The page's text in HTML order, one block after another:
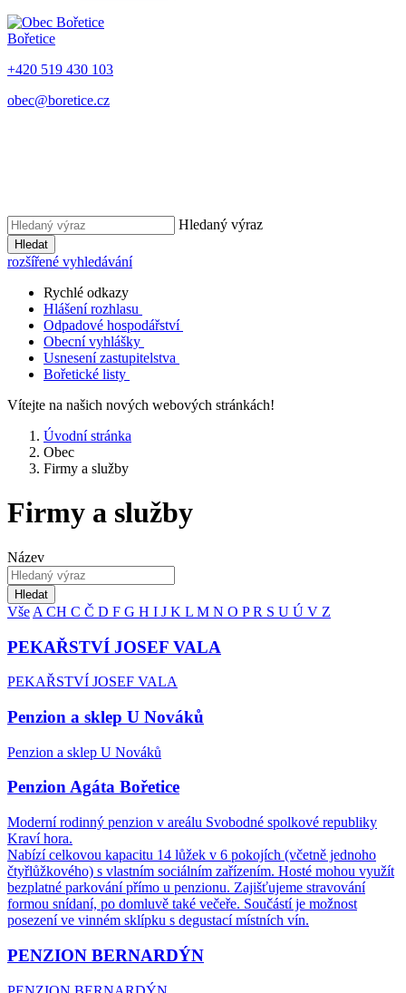
Bořetice
+420 519 430 103
obec@boretice.cz
Hledaný výraz
Hledat
rozšířené vyhledávání
Rychlé odkazy
Hlášení rozhlasu
Odpadové hospodářství
Obecní vyhlášky
Usnesení zastupitelstva
Bořetické listy
Vítejte na našich nových webových stránkách!
Úvodní stránka
Obec
Firmy a služby
Firmy a služby
Název
Hledat
Vše A CH C Č D F G H I J K L M N O PR S U Ú V Z
PEKAŘSTVÍ JOSEF VALA
PEKAŘSTVÍ JOSEF VALA
Penzion a sklep U Nováků
Penzion a sklep U Nováků
Penzion Agáta Bořetice
Moderní rodinný penzion v areálu Svobodné spolkové republiky
Kraví hora.
Nabízí celkovou kapacitu 14 lůžek v 6 pokojích (včetně jednoho
čtyřlůžkového) s vlastním sociálním zařízením. Hosté mohou využít
bezplatné parkování přímo u penzionu. Zajišťujeme stravování
formou snídaní, po domluvě také večeře. Součástí je možnost
posezení ve vinném sklípku s degustací místních vín.
PENZION BERNARDÝN